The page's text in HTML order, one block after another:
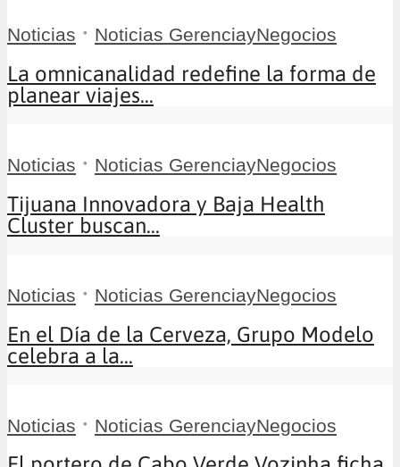
Noticias • Noticias GerenciayNegocios
La omnicanalidad redefine la forma de
planear viajes...
Noticias • Noticias GerenciayNegocios
Tijuana Innovadora y Baja Health
Cluster buscan...
Noticias • Noticias GerenciayNegocios
En el Día de la Cerveza, Grupo Modelo
celebra a la...
Noticias • Noticias GerenciayNegocios